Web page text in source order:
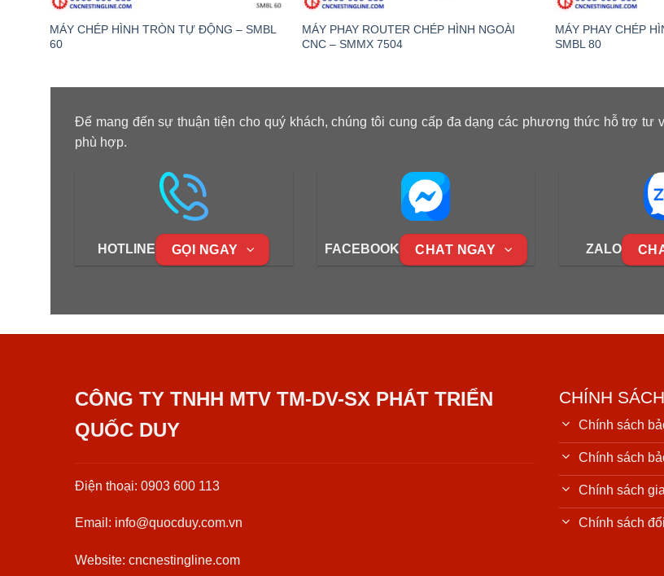
MÁY CHÉP HÌNH TRÒN TỰ ĐỘNG – SMBL
60
MÁY PHAY ROUTER CHÉP HÌNH NGOÀI
CNC – SMMX 7504
MÁY PHAY CHÉP
SMBL 80
Để mang đến sự thuận tiện cho quý khách, chúng tôi cung cấp đa dạng các phương thức hỗ trợ
phù hợp.
HOTLINE GỌI NGAY FACEBOOK CHAT NGAY ZALO
CÔNG TY TNHH MTV TM-DV-SX PHÁT TRIỂN
QUỐC DUY
Điện thoại: 0903 600 113
Email: info@quocduy.com.vn
Website: cncnestingline.com
CHÍNH SÁCH
Chính sách
Chính sách
Chính sách
Chính sách